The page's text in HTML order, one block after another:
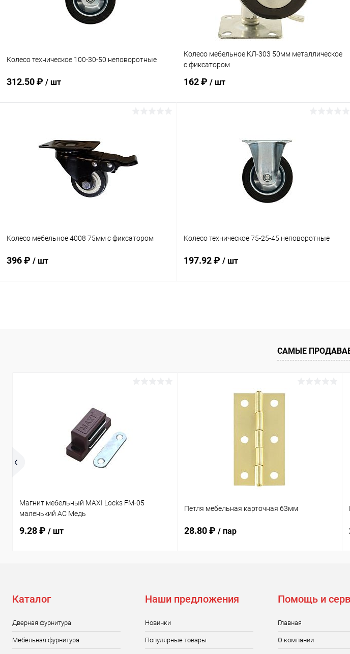
Колесо техническое 100-30-50 неповоротные
312.50 ₽ / шт
Купить в 1 клик
В наличии
Колесо мебельное КЛ-303 50мм металлическое
с фиксатором
162 ₽ / шт
В наличии
Колесо мебельное 4008 75мм с фиксатором
396 ₽ / шт
Купить в 1 клик Сравнение
Колесо техническое 75-25-45 неповоротные
197.92 ₽ / шт
Купить в 1 клик Сравнение
В наличии
САМЫЕ
Магнит мебельный MAXI Locks FM-05
маленький AC Медь
9.28 ₽ / шт
Петля мебельная карточная 63мм
28.80 ₽ / пар
Каталог
Дверная фурнитура
Мебельная фурнитура
Наши предложения
Новинки
Популярные товары
Помощь и
Главная
О компании